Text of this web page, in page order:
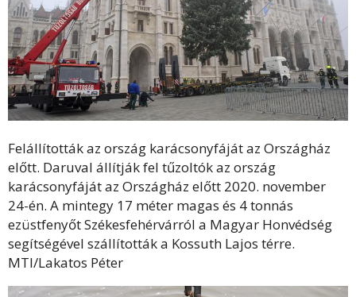
Felállították az ország karácsonyfáját az Országház
előtt. Daruval állítják fel tűzoltók az ország
karácsonyfáját az Országház előtt 2020. november
24-én. A mintegy 17 méter magas és 4 tonnás
ezüstfenyőt Székesfehérvárról a Magyar Honvédség
segítségével szállították a Kossuth Lajos térre.
MTI/Lakatos Péter